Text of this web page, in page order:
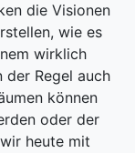
die Visionen
wie es
wirklich
Regel auch
können
oder der
heute mit